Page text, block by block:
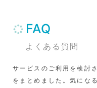
FAQ
よくある質問
サービスのご利用を検討
をまとめました。気にな